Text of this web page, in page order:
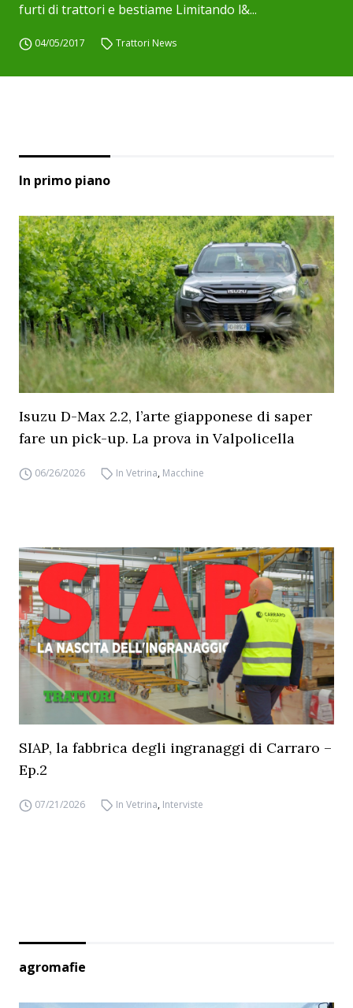
furti di trattori e bestiame Limitando l&...
04/05/2017 Trattori News
In primo piano
Isuzu D-Max 2.2, l’arte giapponese di saper
fare un pick-up. La prova in Valpolicella
06/26/2026 In Vetrina, Macchine
SIAP, la fabbrica degli ingranaggi di Carraro –
Ep.2
07/21/2026 In Vetrina, Interviste
agromafie